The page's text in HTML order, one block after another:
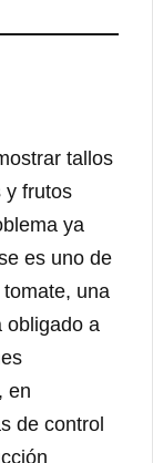
tallos
y frutos
ya
es uno de
una
obligado a
en
de control